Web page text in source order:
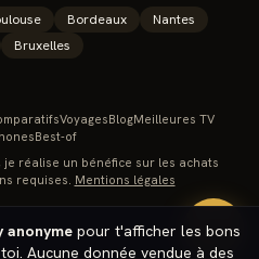
Bordeaux
Nantes
Bruxelles
🔥
anonyme pour t'afficher les bons
Aucune donnée vendue à des
VoyagesBlogMeilleures TV
Best-of
je réalise un bénéfice sur les achats
requises. Mentions légales